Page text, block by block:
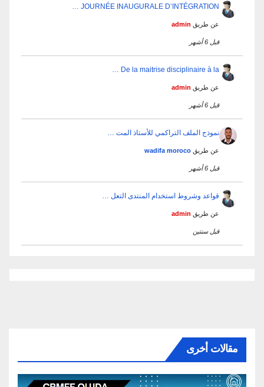
JOURNÉE INAUGURALE D’INTÉGRATION …
عن طريق admin
قبل 6 أشهر
De la maitrise disciplinaire à la …
عن طريق admin
قبل 6 أشهر
نموذج الملف التراكمي للأستاذ المت …
عن طريق wadifa moroco
قبل 6 أشهر
قواعد وشروط استخدام المنتدى التعل …
عن طريق admin
قبل سنتين
مقالات أخرى